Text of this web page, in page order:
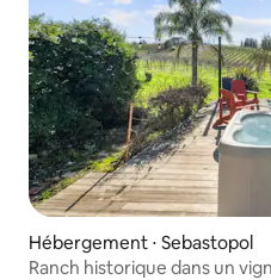
Hébergement ⋅ Sebastopol
Ranch historique dans un